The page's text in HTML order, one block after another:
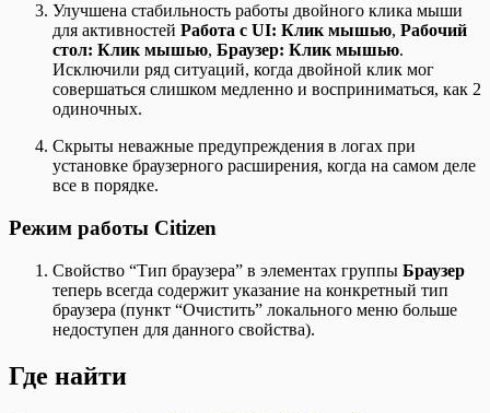
Улучшена стабильность работы двойного клика мыши
для активностей Работа с UI: Клик мышью, Рабочий
стол: Клик мышью, Браузер: Клик мышью.
Исключили ряд ситуаций, когда двойной клик мог
совершаться слишком медленно и восприниматься, как 2
одиночных.
Скрыты неважные предупреждения в логах при
установке браузерного расширения, когда на самом деле
все в порядке.
Режим работы Citizen
Свойство “Тип браузера” в элементах группы Браузер
теперь всегда содержит указание на конкретный тип
браузера (пункт “Очистить” локального меню больше
недоступен для данного свойства).
Где найти